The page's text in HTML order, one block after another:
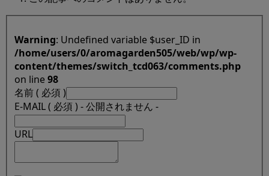
Warning : Undefined variable $user_ID in
/home/users/0/aromagarden505/web/wp/wp-
content/themes/switch_tcd063/comments.php
on line98
名前 ( 必須 )
E-MAIL ( 必須 ) - 公開されません -
URL